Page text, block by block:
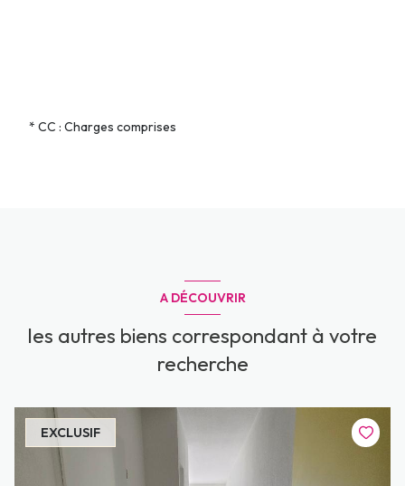
* CC : Charges comprises
A DÉCOUVRIR
les autres biens correspondant à votre
recherche
EXCLUSIF